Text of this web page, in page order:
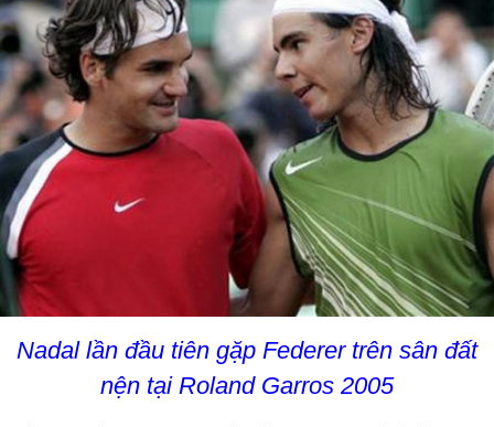
Nadal lần đầu tiên gặp Federer trên sân đất
nện tại Roland Garros 2005